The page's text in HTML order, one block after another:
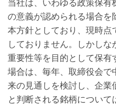
当社は、いわゆる政策保
の意義が認められる場合を
本方針としており、現時
しておりません。しかし
重要性等を目的として保
場合は、毎年、取締役会
来の見通しを検討し、企業
と判断される銘柄について